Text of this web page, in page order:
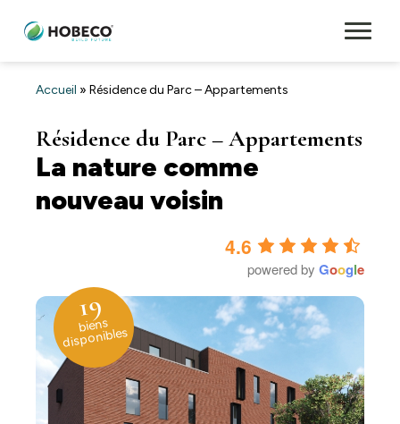
Accueil » Résidence du Parc – Appartements
Résidence du Parc – Appartements
La nature comme
nouveau voisin
4.6
powered by Google
19
biens
disponibles